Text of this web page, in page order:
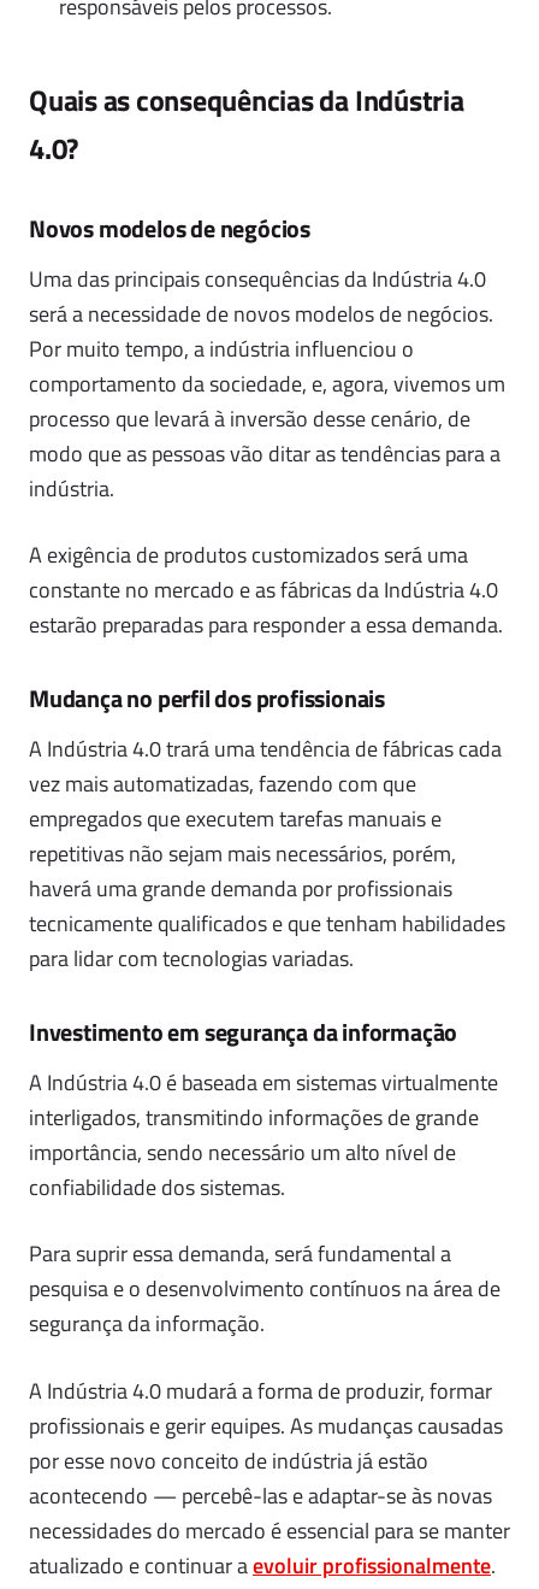
Quais as consequências da Indústria
4.0?
Novos modelos de negócios
Uma das principais consequências da Indústria 4.0
será a necessidade de novos modelos de negócios.
Por muito tempo, a indústria influenciou o
comportamento da sociedade, e, agora, vivemos um
processo que levará à inversão desse cenário, de
modo que as pessoas vão ditar as tendências para a
indústria.
A exigência de produtos customizados será uma
constante no mercado e as fábricas da Indústria 4.0
estarão preparadas para responder a essa demanda.
Mudança no perfil dos profissionais
A Indústria 4.0 trará uma tendência de fábricas cada
vez mais automatizadas, fazendo com que
empregados que executem tarefas manuais e
repetitivas não sejam mais necessários, porém,
haverá uma grande demanda por profissionais
tecnicamente qualificados e que tenham habilidades
para lidar com tecnologias variadas.
Investimento em segurança da informação
A Indústria 4.0 é baseada em sistemas virtualmente
interligados, transmitindo informações de grande
importância, sendo necessário um alto nível de
confiabilidade dos sistemas.
Para suprir essa demanda, será fundamental a
pesquisa e o desenvolvimento contínuos na área de
segurança da informação.
A Indústria 4.0 mudará a forma de produzir, formar
profissionais e gerir equipes. As mudanças causadas
por esse novo conceito de indústria já estão
acontecendo — percebê-las e adaptar-se às novas
necessidades do mercado é essencial para se manter
atualizado e continuar aevoluir profissionalmente.